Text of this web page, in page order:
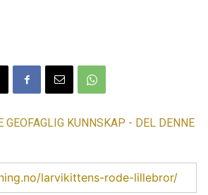
KUNNSKAP - DEL DENNE
larvikittens-rode-lillebror/